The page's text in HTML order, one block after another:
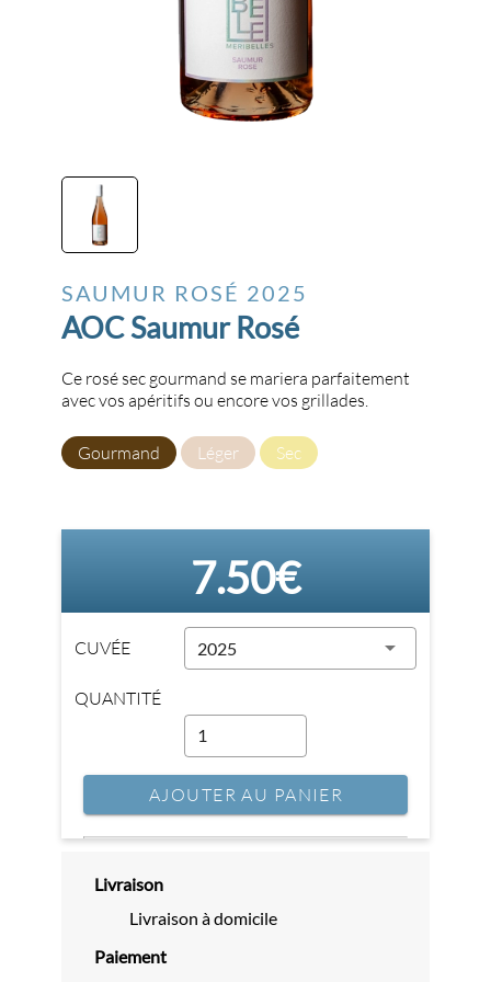
SAUMUR ROSÉ 2025
AOC Saumur Rosé
Ce rosé sec gourmand se mariera parfaitement
avec vos apéritifs ou encore vos grillades.
Gourmand Léger Sec
7.50€
CUVÉE 2025
QUANTITÉ
AJOUTER AU PANIER
Livraison
Livraison à domicile
Paiement